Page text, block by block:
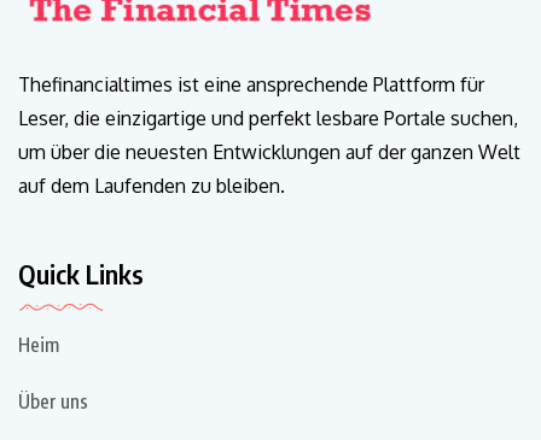
Thefinancialtimes ist eine ansprechende Plattform für
Leser, die einzigartige und perfekt lesbare Portale suchen,
um über die neuesten Entwicklungen auf der ganzen Welt
auf dem Laufenden zu bleiben.
Quick Links
Heim
Über uns